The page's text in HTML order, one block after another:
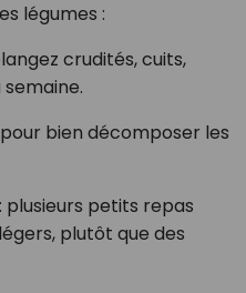
légumes :
crudités, cuits,
bien décomposer les
plusieurs petits repas
plutôt que des